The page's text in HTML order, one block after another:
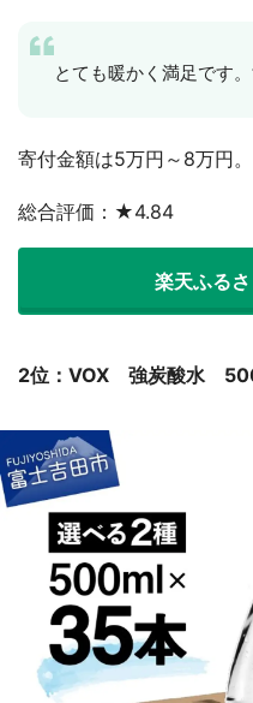
とても暖かく満足です
寄付金額は5万円～8万円。
総合評価：★4.84
楽天ふる
2位：VOX 強炭酸水